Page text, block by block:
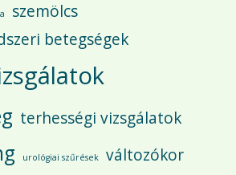
szemölcs
betegségek
terhességi vizsgálatok
urológiai szűrések változókor